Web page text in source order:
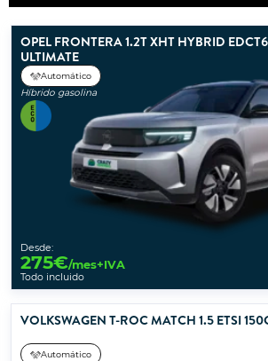
OPEL FRONTERA 1.2T XHT HYBRID
ULTIMATE
Automático
Híbrido gasolina
Desde:
275€/mes+IVA
Todo incluido
VOLKSWAGEN T-ROC MATCH 1.5 ETSI
Automático